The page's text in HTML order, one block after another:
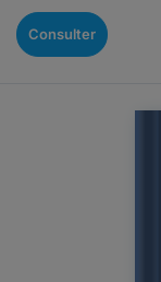
Consulter